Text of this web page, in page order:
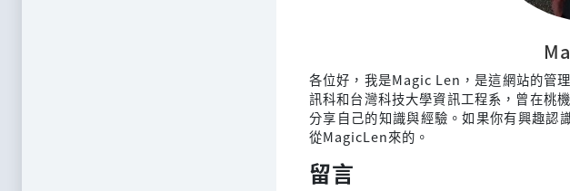
各位好，我是Magic Len，是這網站的管
訊科和台灣科技大學資訊工程系，曾在桃
分享自己的知識與經驗。如果你有興趣認
從MagicLen來的。
留言